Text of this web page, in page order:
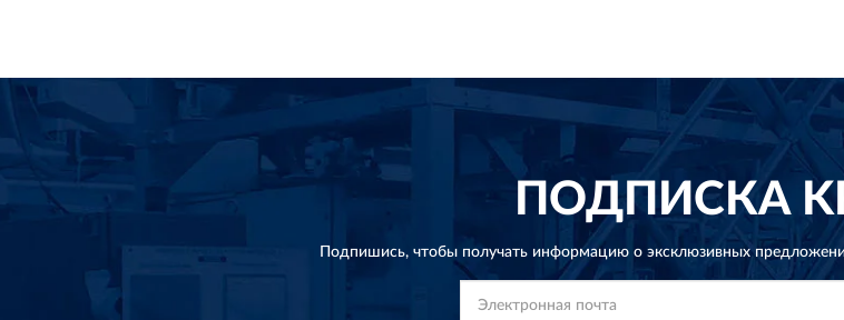
ПОДПИСКА
Подпишись, чтобы получать информацию о эксклюзивных